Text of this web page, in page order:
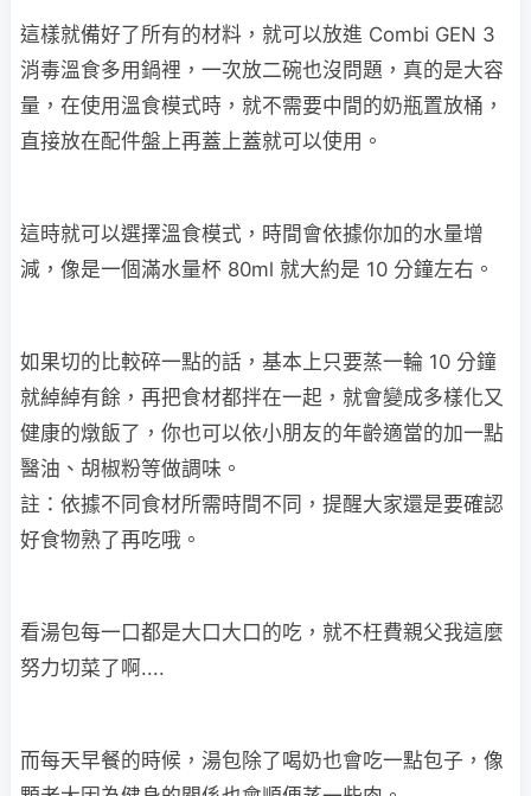
這樣就備好了所有的材料，就可以放進 Combi GEN 3
消毒溫食多用鍋裡，一次放二碗也沒問題，真的是大容
量，在使用溫食模式時，就不需要中間的奶瓶置放桶，
直接放在配件盤上再蓋上蓋就可以使用。
這時就可以選擇溫食模式，時間會依據你加的水量增
減，像是一個滿水量杯 80ml 就大約是 10 分鐘左右。
如果切的比較碎一點的話，基本上只要蒸一輪 10 分鐘
就綽綽有餘，再把食材都拌在一起，就會變成多樣化又
健康的燉飯了，你也可以依小朋友的年齡適當的加一點
醫油、胡椒粉等做調味。
註：依據不同食材所需時間不同，提醒大家還是要確認
好食物熟了再吃哦。
看湯包每一口都是大口大口的吃，就不枉費親父我這麼
努力切菜了啊....
而每天早餐的時候，湯包除了喝奶也會吃一點包子，像